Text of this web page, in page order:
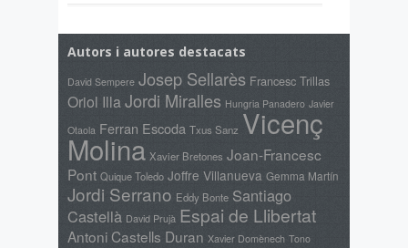
Autors i autores destacats
David Sempere Josep Sellarès Francesc Trillas
Oriol IllaJordi Miralles Hungria Panadero Javier
Otaola Ferran Escoda Txus Sanz Vicenç
Molina Xavier Bretones Joan-Francesc
Pont Quique Toledo Joffre Villanueva Gemma Martín
Jordi Serrano Eddy Bonte Santiago
Castellà David Prujà Espai de Llibertat
Antoni Castells Duran Xavier Domènech Tono